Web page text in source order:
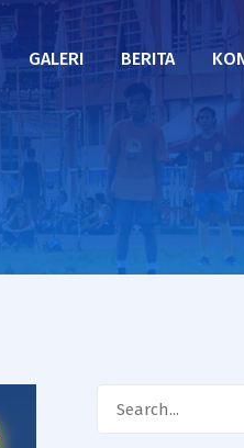
GALERI BERITA